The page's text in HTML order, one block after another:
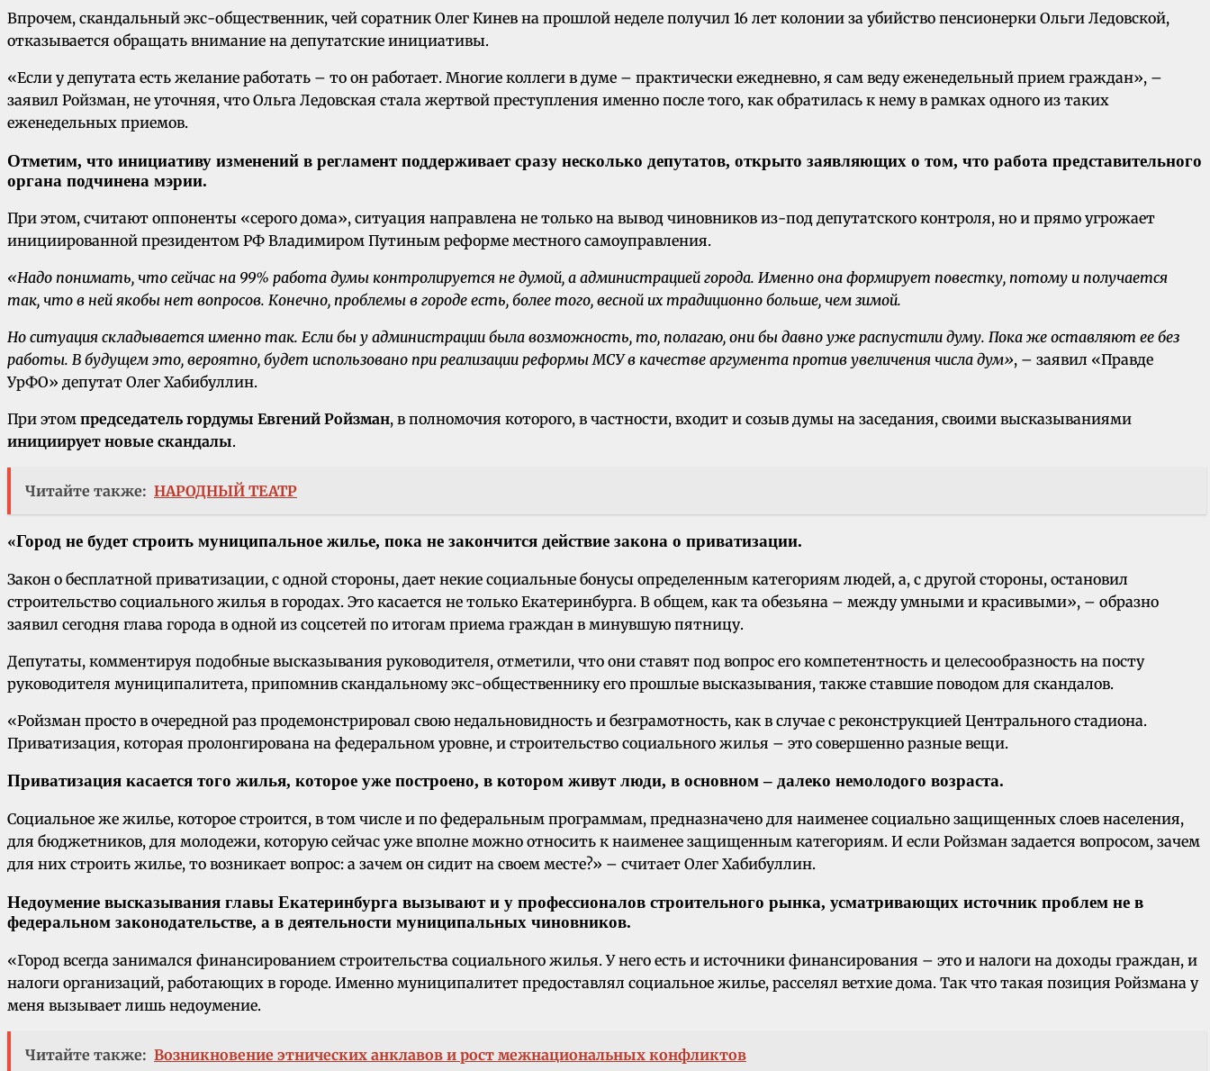
Впрочем, скандальный экс-общественник, чей соратник Олег Кинев на прошлой неделе получил 16 лет колонии за убийство пенсионерки Ольги Ледовской,
отказывается обращать внимание на депутатские инициативы.
«Если у депутата есть желание работать – то он работает. Многие коллеги в думе – практически ежедневно, я сам веду еженедельный прием граждан», –
заявил Ройзман, не уточняя, что Ольга Ледовская стала жертвой преступления именно после того, как обратилась к нему в рамках одного из таких
еженедельных приемов.
Отметим, что инициативу изменений в регламент поддерживает сразу несколько депутатов, открыто заявляющих о том, что работа представительного
органа подчинена мэрии.
При этом, считают оппоненты «серого дома», ситуация направлена не только на вывод чиновников из-под депутатского контроля, но и прямо угрожает
инициированной президентом РФ Владимиром Путиным реформе местного самоуправления.
«Надо понимать, что сейчас на 99% работа думы контролируется не думой, а администрацией города. Именно она формирует повестку, потому и получается
так, что в ней якобы нет вопросов. Конечно, проблемы в городе есть, более того, весной их традиционно больше, чем зимой.
Но ситуация складывается именно так. Если бы у администрации была возможность, то, полагаю, они бы давно уже распустили думу. Пока же оставляют ее без
работы. В будущем это, вероятно, будет использовано при реализации реформы МСУ в качестве аргумента против увеличения числа дум», – заявил «Правде
УрФО» депутат Олег Хабибуллин.
При этом председатель гордумы Евгений Ройзман, в полномочия которого, в частности, входит и созыв думы на заседания, своими высказываниями
инициирует новые скандалы.
Читайте также: НАРОДНЫЙ ТЕАТР
«Город не будет строить муниципальное жилье, пока не закончится действие закона о приватизации.
Закон о бесплатной приватизации, с одной стороны, дает некие социальные бонусы определенным категориям людей, а, с другой стороны, остановил
строительство социального жилья в городах. Это касается не только Екатеринбурга. В общем, как та обезьяна – между умными и красивыми», – образно
заявил сегодня глава города в одной из соцсетей по итогам приема граждан в минувшую пятницу.
Депутаты, комментируя подобные высказывания руководителя, отметили, что они ставят под вопрос его компетентность и целесообразность на посту
руководителя муниципалитета, припомнив скандальному экс-общественнику его прошлые высказывания, также ставшие поводом для скандалов.
«Ройзман просто в очередной раз продемонстрировал свою недальновидность и безграмотность, как в случае с реконструкцией Центрального стадиона.
Приватизация, которая пролонгирована на федеральном уровне, и строительство социального жилья – это совершенно разные вещи.
Приватизация касается того жилья, которое уже построено, в котором живут люди, в основном – далеко немолодого возраста.
Социальное же жилье, которое строится, в том числе и по федеральным программам, предназначено для наименее социально защищенных слоев населения,
для бюджетников, для молодежи, которую сейчас уже вполне можно относить к наименее защищенным категориям. И если Ройзман задается вопросом, зачем
для них строить жилье, то возникает вопрос: а зачем он сидит на своем месте?» – считает Олег Хабибуллин.
Недоумение высказывания главы Екатеринбурга вызывают и у профессионалов строительного рынка, усматривающих источник проблем не в
федеральном законодательстве, а в деятельности муниципальных чиновников.
«Город всегда занимался финансированием строительства социального жилья. У него есть и источники финансирования – это и налоги на доходы граждан, и
налоги организаций, работающих в городе. Именно муниципалитет предоставлял социальное жилье, расселял ветхие дома. Так что такая позиция Ройзмана у
меня вызывает лишь недоумение.
Читайте также: Возникновение этнических анклавов и рост межнациональных конфликтов